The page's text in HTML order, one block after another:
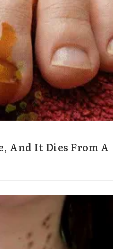
And It Dies From A